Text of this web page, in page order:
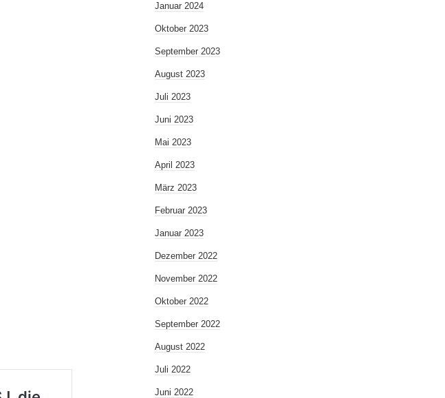
Januar 2024
Oktober 2023
September 2023
August 2023
Juli 2023
Juni 2023
Mai 2023
April 2023
März 2023
Februar 2023
Januar 2023
Dezember 2022
November 2022
Oktober 2022
September 2022
August 2022
Juli 2022
Juni 2022